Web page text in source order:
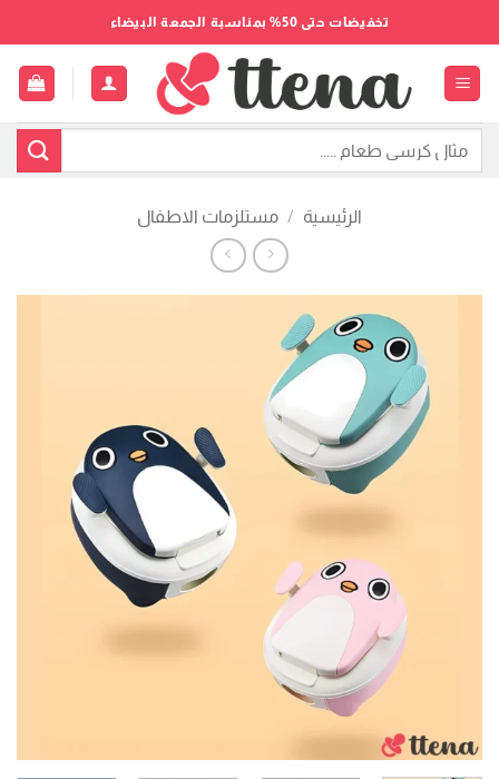
للمحتوى
تخفيضات حتى 50% بمناسبة الجمعة البيضاء
الرئيسية / مستلزمات الاطفال